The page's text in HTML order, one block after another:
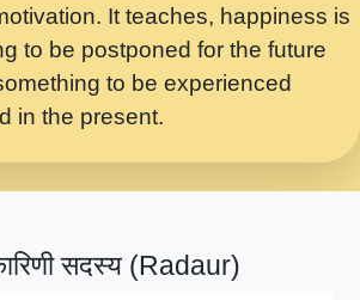
ल क ज न लग Sadhvi Purnima Ji
नगर दलल #बसर.mp3
ह दख भ मझ पयर ह!छड म कस दत
2021 - तर अखय ह जद भर बहर ज म
भजन - जय जय शयम जय जय शयम
It teaches, happiness is
to be postponed for the future
to be experienced
in the present.
सदस्य (Radaur)